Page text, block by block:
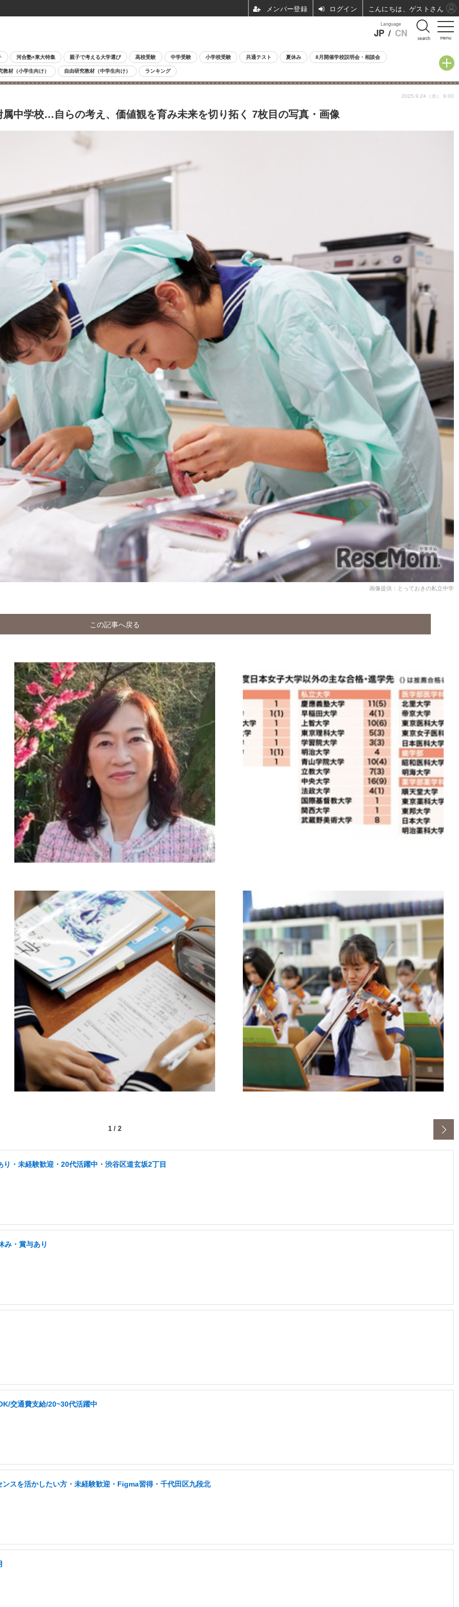
menu
Language
JP / CN search
河合塾×東大特集 親子で考える大学選び 高校受験 中学受験 小学校受験 共通テスト 夏休み 8月開催学校説明会・相談会
教材（小学生向け） 自由研究教材（中学生向け） ランキング
中学校…自らの考え、価値観を育み未来を切り拓く 7枚目の写真・画像
2025.9.24（水） 9:00
画像提供：とっておきの私立中学
この記事へ戻る
1 / 2
・未経験歓迎・20代活躍中・渋谷区道玄坂2丁目
み・賞与あり
交通費支給/20~30代活躍中
スを活かしたい方・未経験歓迎・Figma習得・千代田区九段北
ログイン こんにちは、ゲストさん